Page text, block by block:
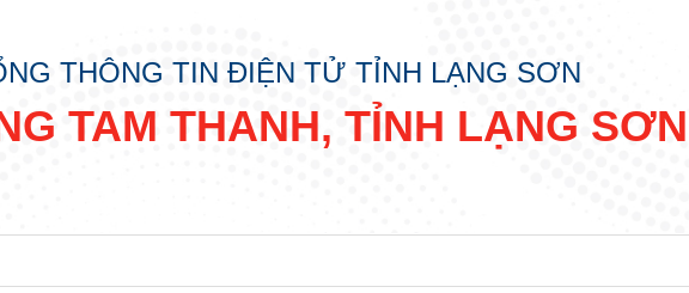
THÔNG TIN ĐIỆN TỬ TỈNH LẠNG SƠN
TAM THANH, TỈNH LẠNG SƠN